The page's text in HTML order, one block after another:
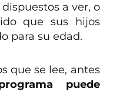
a ver, o
que sus hijos
para su edad.
que se lee, antes
puede